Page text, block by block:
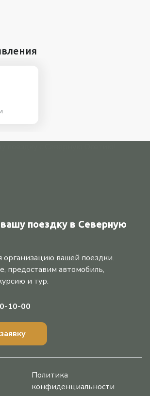
поездку в Северную
организацию вашей поездки.
предоставим автомобиль,
и тур.
10-00
Политика
конфиденциальности